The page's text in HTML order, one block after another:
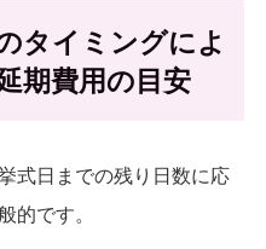
タイミングによ
期費用の目安
式日までの残り日数に応
的です。